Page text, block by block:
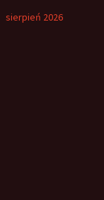
sierpień 2026